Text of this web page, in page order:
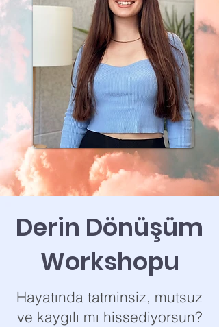
Derin Dönüşüm
Workshopu
Hayatında tatminsiz, mutsuz
ve kaygılı mı hissediyorsun?